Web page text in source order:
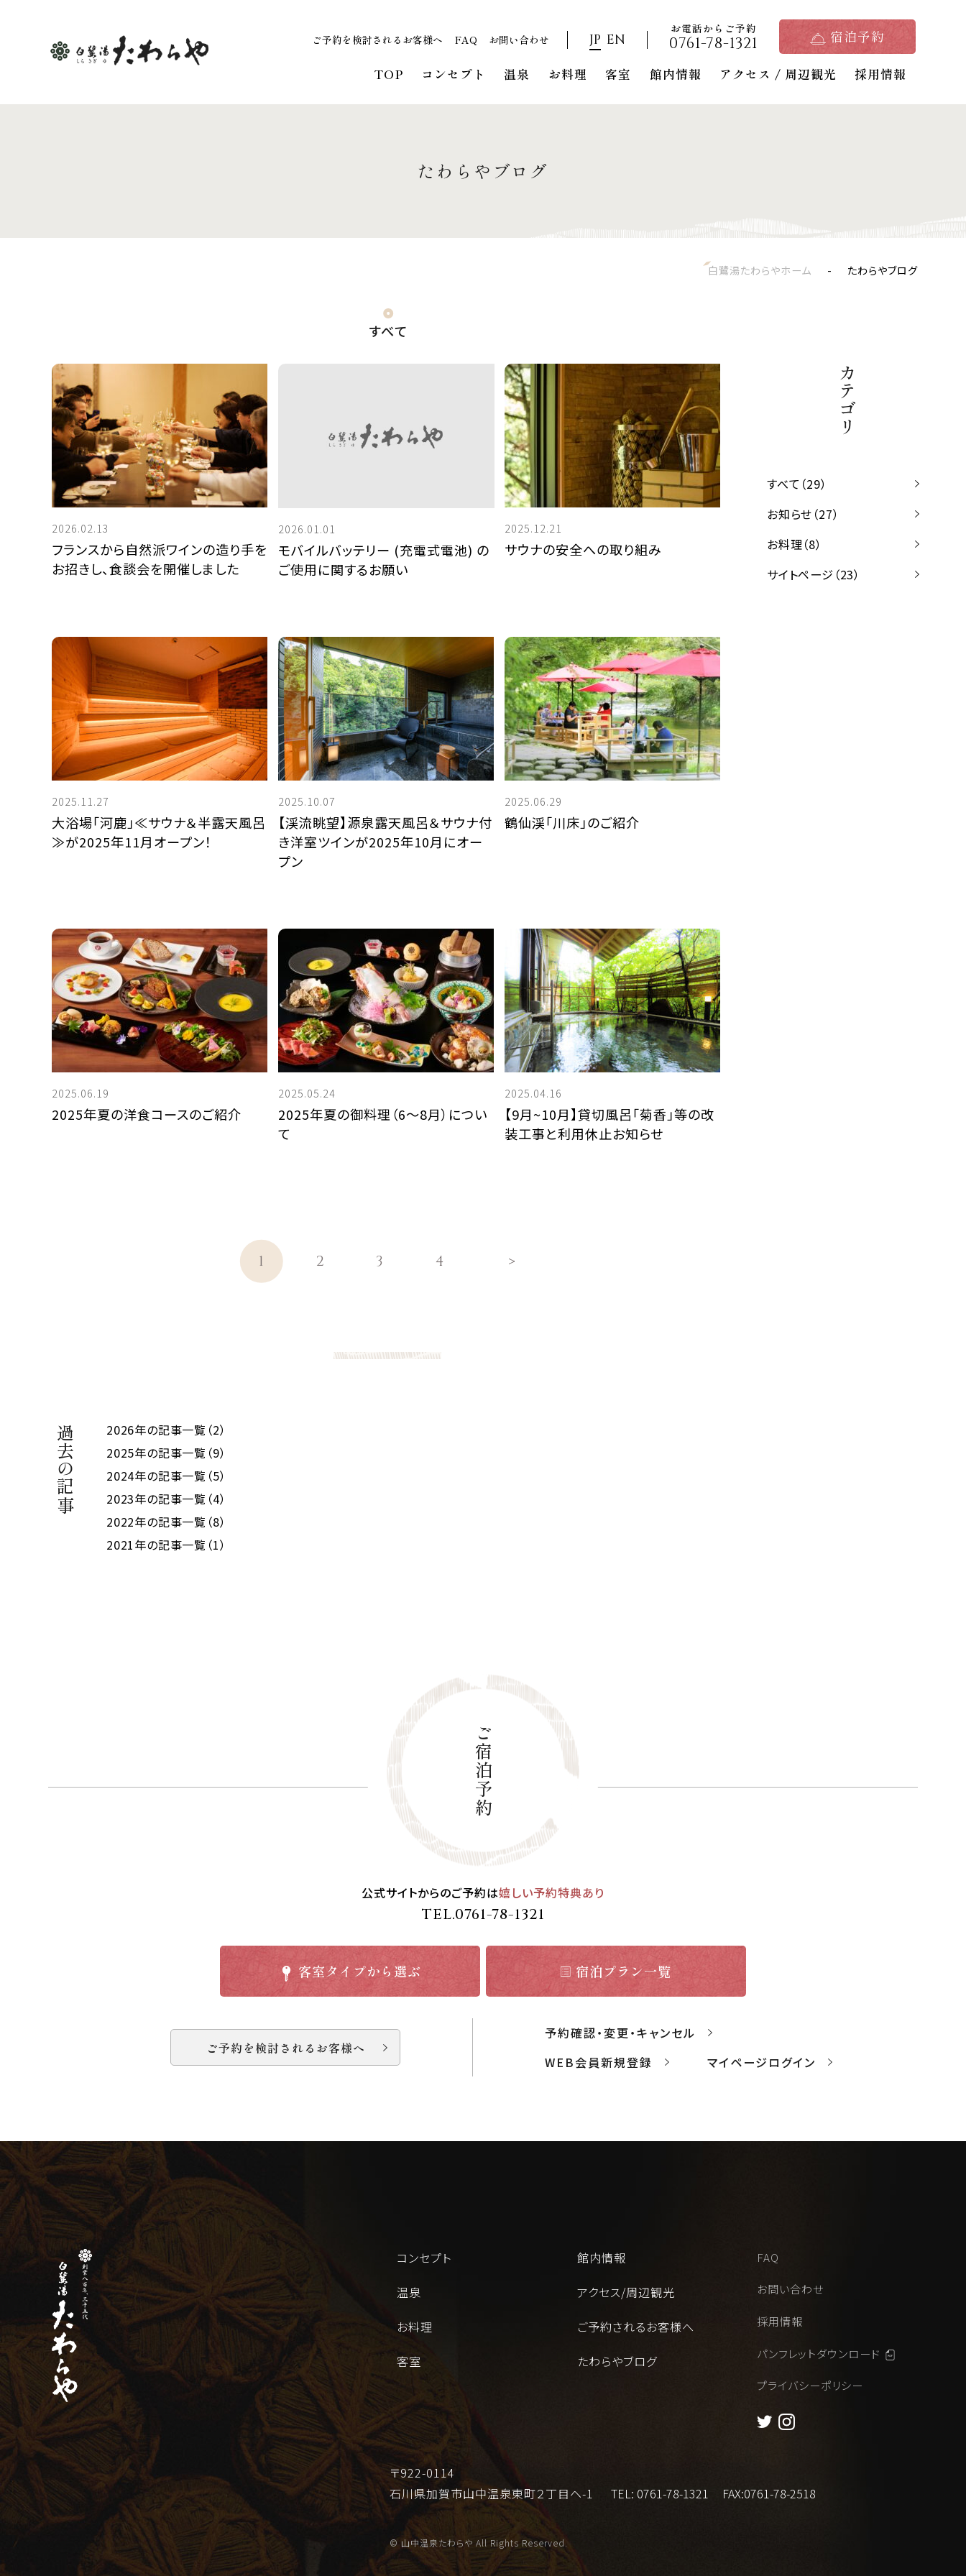
ご予約を検討されるお客様へ FAQ お問い合わせ JP EN
お電話からご予約
0761-78-1321 宿泊予約
TOP コンセプト 温泉 お料理 客室 館内情報 アクセス / 周辺観光 採用情報
光
報
へ
1321
FAQ お問い合わせ
宿泊予約
たわらやブログ
白鷺湯たわらやホーム たわらやブログ
すべて
2026.02.13
フランスから自然派ワインの造り手を
お招きし、食談会を開催しました
2026.01.01
モバイルバッテリー (充電式電池) の
ご使用に関するお願い
2025.12.21
サウナの安全への取り組み
2025.11.27
大浴場「河鹿」≪サウナ＆半露天風呂
≫が2025年11月オープン！
2025.10.07
【渓流眺望】源泉露天風呂＆サウナ付
き洋室ツインが2025年10月にオー
プン
2025.06.29
鶴仙渓「川床」のご紹介
2025.06.19
2025年夏の洋食コースのご紹介
2025.05.24
2025年夏の御料理（6～8月）につい
て
2025.04.16
【9月~10月】貸切風呂「菊香」等の改
装工事と利用休止お知らせ
1 2 3 4 >
カテゴリ
すべて（29）
お知らせ（27）
お料理（8）
サイトページ（23）
過去の記事
2026年の記事一覧（2）
2025年の記事一覧（9）
2024年の記事一覧（5）
2023年の記事一覧（4）
2022年の記事一覧（8）
2021年の記事一覧（1）
ご宿泊予約
公式サイトからのご予約は嬉しい予約特典あり
TEL.0761-78-1321
客室タイプから選ぶ 宿泊プラン一覧
ご予約を検討されるお客様へ
予約確認・変更・キャンセル
WEB会員新規登録
マイページログイン
コンセプト
温泉
お料理
客室
館内情報
アクセス/周辺観光
ご予約されるお客様へ
たわらやブログ
FAQ
お問い合わせ
採用情報
パンフレットダウンロード
プライバシーポリシー
〒922-0114
石川県加賀市山中温泉東町２丁目ヘ-1
TEL: 0761-78-1321 FAX:0761-78-2518
© 山中温泉たわらや All Rights Reserved.
宿泊日 1部屋あたり 部屋数
公式サイト限定
宿泊予約特典
公式ホームページからのご予約で、大人1名様
1,100円お得にご宿泊ができます。
※日本国内のインターネット予約サイトでの同
一プラン同一条件との比較です。
売店やお飲み物代などご滞在中にご利用いただ
けます。（大人1名様につき1枚）
※宿泊代への適用は不可。
通常料金より1,100円割引にてご利用が可能で
す。
※通常ご利用料金：45分 3,300円
－ よりお得なＷＥＢ会員制度もございます。ぜひご登録ください！ －